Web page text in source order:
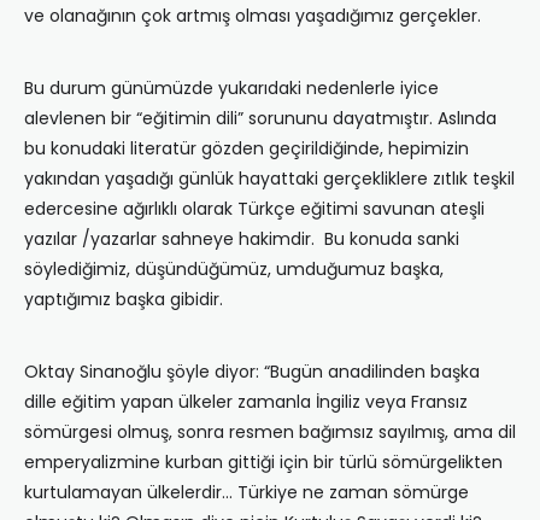
ve olanağının çok artmış olması yaşadığımız gerçekler.
Bu durum günümüzde yukarıdaki nedenlerle iyice
alevlenen bir “eğitimin dili” sorununu dayatmıştır. Aslında
bu konudaki literatür gözden geçirildiğinde, hepimizin
yakından yaşadığı günlük hayattaki gerçekliklere zıtlık teşkil
edercesine ağırlıklı olarak Türkçe eğitimi savunan ateşli
yazılar /yazarlar sahneye hakimdir. Bu konuda sanki
söylediğimiz, düşündüğümüz, umduğumuz başka,
yaptığımız başka gibidir.
Oktay Sinanoğlu şöyle diyor: “Bugün anadilinden başka
dille eğitim yapan ülkeler zamanla İngiliz veya Fransız
sömürgesi olmuş, sonra resmen bağımsız sayılmış, ama dil
emperyalizmine kurban gittiği için bir türlü sömürgelikten
kurtulamayan ülkelerdir… Türkiye ne zaman sömürge